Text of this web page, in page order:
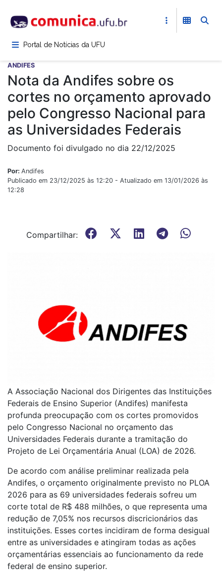
para
conteúdoPortal de Notícias da UFU
ANDIFES
Nota da Andifes sobre os
cortes no orçamento aprovado
pelo Congresso Nacional para
as Universidades Federais
Documento foi divulgado no dia 22/12/2025
Por: Andifes
Publicado em 23/12/2025 às 12:20 - Atualizado em 13/01/2026 às
12:28
Compartilhar:
A Associação Nacional dos Dirigentes das Instituições
Federais de Ensino Superior (Andifes) manifesta
profunda preocupação com os cortes promovidos
pelo Congresso Nacional no orçamento das
Universidades Federais durante a tramitação do
Projeto de Lei Orçamentária Anual (LOA) de 2026.
De acordo com análise preliminar realizada pela
Andifes, o orçamento originalmente previsto no PLOA
2026 para as 69 universidades federais sofreu um
corte total de R$ 488 milhões, o que representa uma
redução de 7,05% nos recursos discricionários das
instituições. Esses cortes incidiram de forma desigual
entre as universidades e atingiram todas as ações
orçamentárias essenciais ao funcionamento da rede
federal de ensino superior.